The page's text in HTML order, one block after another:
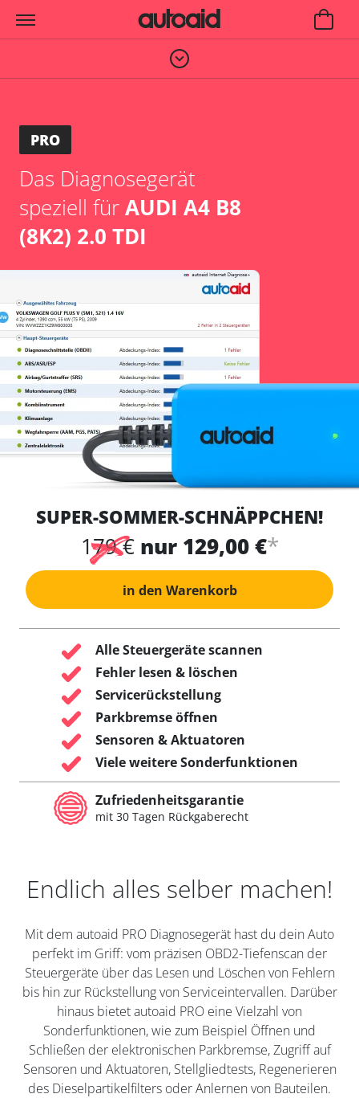
PRO
Das Diagnosegerät
speziell fürAUDI A4 B8
(8K2) 2.0 TDI
SUPER-SOMMER-SCHNÄPPCHEN!
179 € nur 129,00 €*
in den Warenkorb
Alle Steuergeräte scannen
Fehler lesen & löschen
Servicerückstellung
Parkbremse öffnen
Sensoren & Aktuatoren
Viele weitere Sonderfunktionen
Zufriedenheitsgarantie
mit 30 Tagen Rückgaberecht
Endlich alles selber machen!
Mit dem autoaid PRO Diagnosegerät hast du dein Auto
perfekt im Griff: vom präzisen OBD2-Tiefenscan der
Steuergeräte über das Lesen und Löschen von Fehlern
bis hin zur Rückstellung von Serviceintervallen. Darüber
hinaus bietet autoaid PRO eine Vielzahl von
Sonderfunktionen, wie zum Beispiel Öffnen und
Schließen der elektronischen Parkbremse, Zugriff auf
Sensoren und Aktuatoren, Stellgliedtests, Regenerieren
des Dieselpartikelfilters oder Anlernen von Bauteilen.